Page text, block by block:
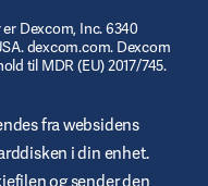
Dexcom, Inc. 6340
dexcom.com. Dexcom
til MDR (EU) 2017/745.
Podder er varemerker
Insulet Corporation i
Omnipod DASH
til MDR (EU) 2017/745.
fra websidens
i din enhet.
og sender den